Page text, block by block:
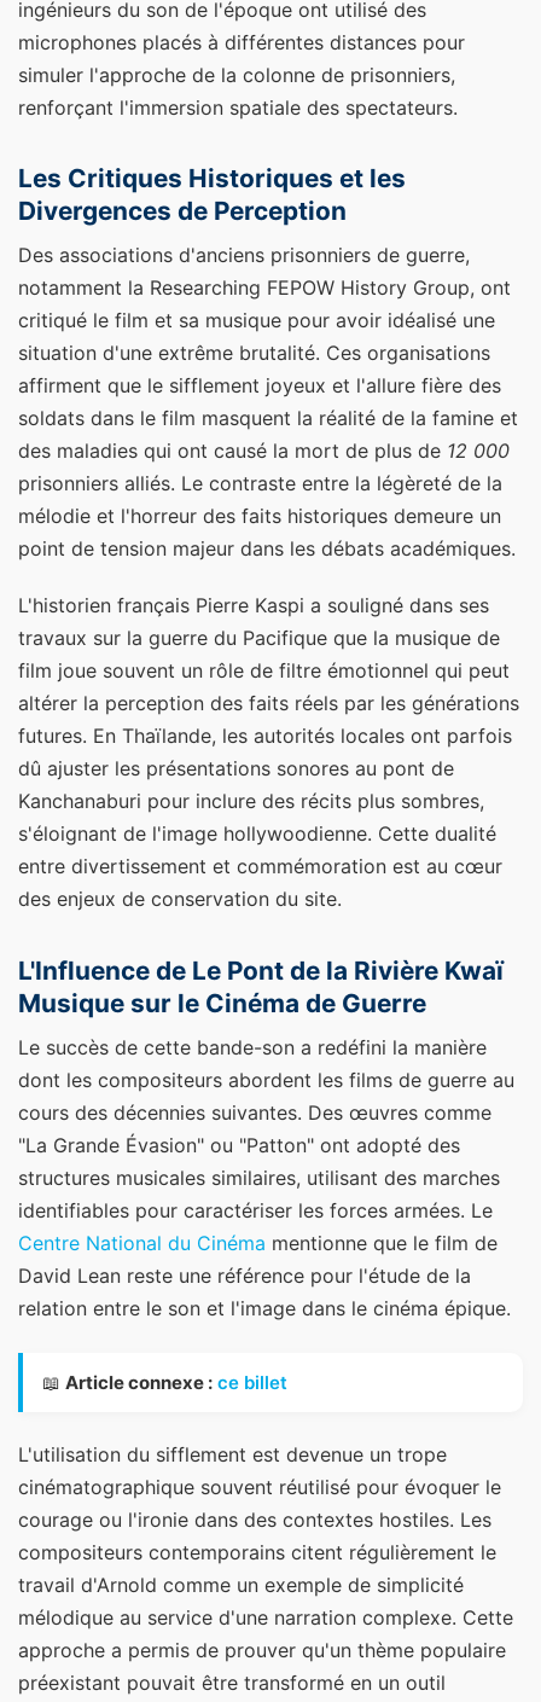
ingénieurs du son de l'époque ont utilisé des
microphones placés à différentes distances pour
simuler l'approche de la colonne de prisonniers,
renforçant l'immersion spatiale des spectateurs.
Les Critiques Historiques et les
Divergences de Perception
Des associations d'anciens prisonniers de guerre,
notamment la Researching FEPOW History Group, ont
critiqué le film et sa musique pour avoir idéalisé une
situation d'une extrême brutalité. Ces organisations
affirment que le sifflement joyeux et l'allure fière des
soldats dans le film masquent la réalité de la famine et
des maladies qui ont causé la mort de plus de 12 000
prisonniers alliés. Le contraste entre la légèreté de la
mélodie et l'horreur des faits historiques demeure un
point de tension majeur dans les débats académiques.
L'historien français Pierre Kaspi a souligné dans ses
travaux sur la guerre du Pacifique que la musique de
film joue souvent un rôle de filtre émotionnel qui peut
altérer la perception des faits réels par les générations
futures. En Thaïlande, les autorités locales ont parfois
dû ajuster les présentations sonores au pont de
Kanchanaburi pour inclure des récits plus sombres,
s'éloignant de l'image hollywoodienne. Cette dualité
entre divertissement et commémoration est au cœur
des enjeux de conservation du site.
L'Influence de Le Pont de la Rivière Kwaï
Musique sur le Cinéma de Guerre
Le succès de cette bande-son a redéfini la manière
dont les compositeurs abordent les films de guerre au
cours des décennies suivantes. Des œuvres comme
"La Grande Évasion" ou "Patton" ont adopté des
structures musicales similaires, utilisant des marches
identifiables pour caractériser les forces armées. Le
Centre National du Cinéma mentionne que le film de
David Lean reste une référence pour l'étude de la
relation entre le son et l'image dans le cinéma épique.
📖 Article connexe : ce billet
L'utilisation du sifflement est devenue un trope
cinématographique souvent réutilisé pour évoquer le
courage ou l'ironie dans des contextes hostiles. Les
compositeurs contemporains citent régulièrement le
travail d'Arnold comme un exemple de simplicité
mélodique au service d'une narration complexe. Cette
approche a permis de prouver qu'un thème populaire
préexistant pouvait être transformé en un outil